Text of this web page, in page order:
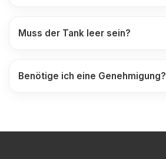
Muss der Tank leer sein?
Benötige ich eine Genehmigung?